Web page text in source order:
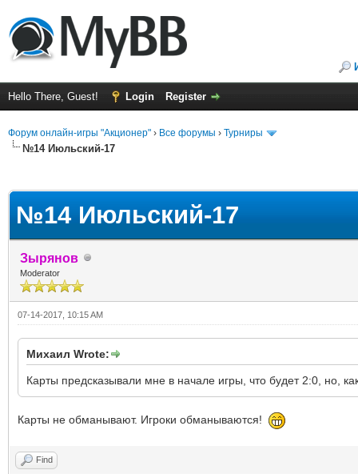
Hello There, Guest! Login Register
Форум онлайн-игры "Акционер" › Все форумы › Турниры
№14 Июльский-17
№14 Июльский-17
Зырянов
Moderator
07-14-2017, 10:15 AM
Михаил Wrote:
Карты предсказывали мне в начале игры, что будет 2:0, но,
Карты не обманывают. Игроки обманываются!
Find